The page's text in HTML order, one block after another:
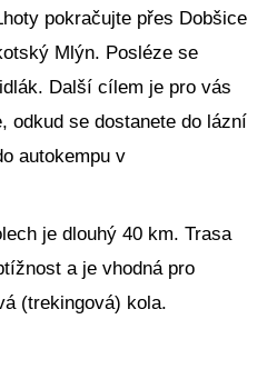
pokračujte přes Dobšice
Mlýn. Posléze se
Další cílem je pro vás
odkud se dostanete do lázní
autokempu v
je dlouhý 40 km. Trasa
a je vhodná pro
(trekingová) kola.